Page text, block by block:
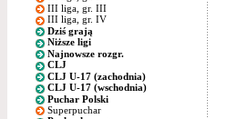
III liga, gr. III
III liga, gr. IV
Dziś grają
Niższe ligi
Najnowsze rozgr.
CLJ
CLJ U-17 (zachodnia)
CLJ U-17 (wschodnia)
Puchar Polski
Superpuchar